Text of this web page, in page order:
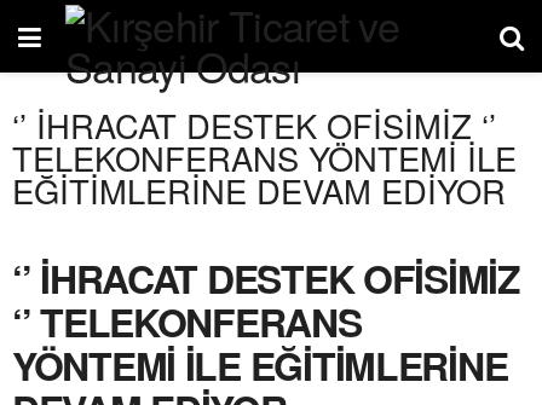
‘’ İHRACAT DESTEK OFİSİMİZ ‘’
TELEKONFERANS YÖNTEMİ İLE
EĞİTİMLERİNE DEVAM EDİYOR
‘’ İHRACAT DESTEK OFİSİMİZ
‘’ TELEKONFERANS
YÖNTEMİ İLE EĞİTİMLERİNE